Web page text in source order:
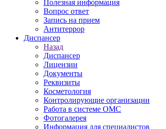
Полезная информация
Вопрос ответ
Запись на прием
Антитеррор
Диспансер
Назад
Диспансер
Лицензии
Документы
Реквизиты
Косметология
Контролирующие организации
Работа в системе ОМС
Фотогалерея
Информация для специалистов